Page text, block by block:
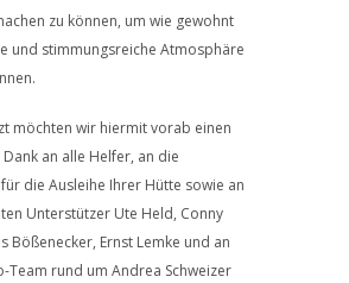
zu können, um wie gewohnt
und stimmungsreiche Atmosphäre
möchten wir hiermit vorab einen
an alle Helfer, an die
die Ausleihe Ihrer Hütte sowie an
Unterstützer Ute Held, Conny
Bößenecker, Ernst Lemke und an
Team rund um Andrea Schweizer